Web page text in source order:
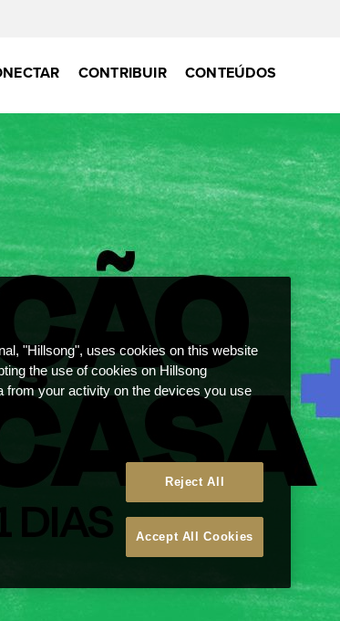
CONTRIBUIR CONTEÚDOS
"Hillsong", uses cookies on this website
the use of cookies on Hillsong
from your activity on the devices you use
Reject All
Accept All Cookies